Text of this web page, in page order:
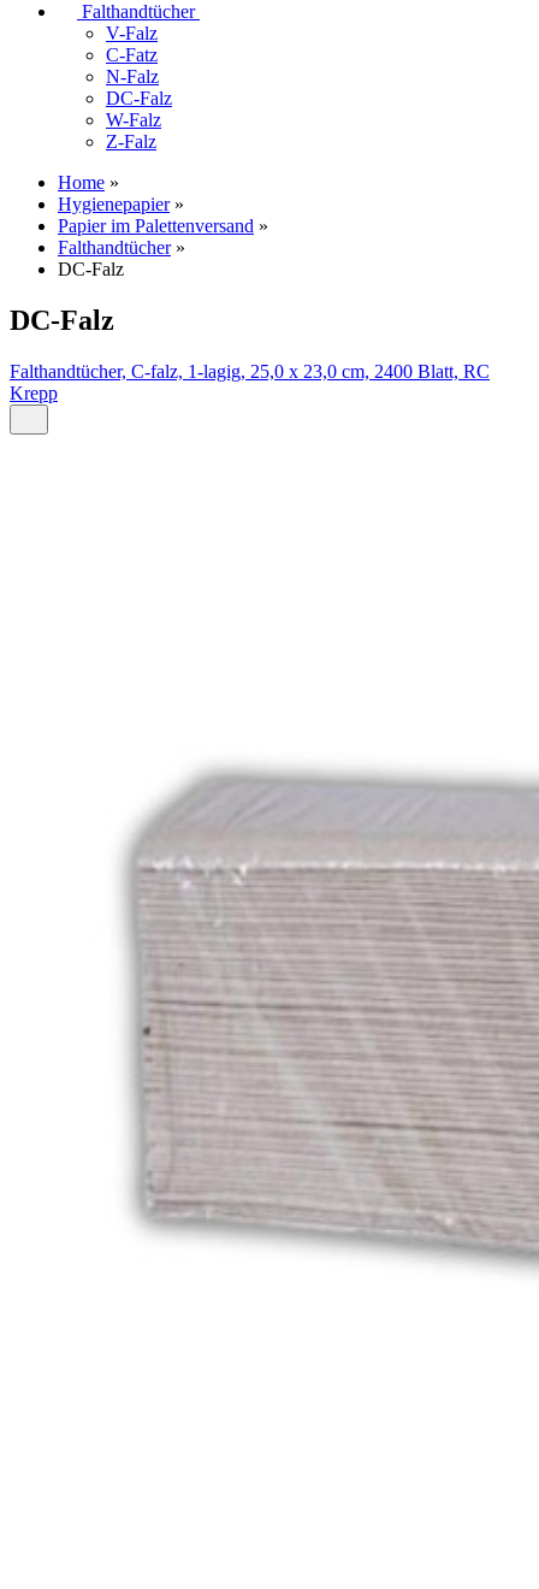
Falthandtücher
V-Falz
C-Fatz
N-Falz
DC-Falz
W-Falz
Z-Falz
Home »
Hygienepapier »
Papier im Palettenversand »
Falthandtücher »
DC-Falz
DC-Falz
Falthandtücher, C-falz, 1-lagig, 25,0 x 23,0 cm, 2400 Blatt, RC
Krepp